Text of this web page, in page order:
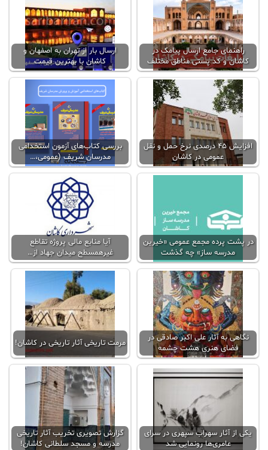
راهنمای جامع ارسال پیامک در
کاشان و کد پستی مناطق مختلف
ارسال بار از تهران به اصفهان و
کاشان با بهترین قیمت
افزایش ۴۵ درصدی نرخ حمل و نقل
عمومی در کاشان
بررسی کتاب‌های آزمون استخدامی
مدرسان شریف (عمومی،…
در پشت پرده مجمع عمومی «خیرین
مدرسه ساز» چه گذشت
آیا منابع مالی پروژه تقاطع
غیرهمسطح میدان جهاد از…
نگاهی به آثار علی اکبر صادقی در
فضای هنری هشت چشمه
مرمت تاریخی آثار تاریخی در کاشان!
یکی از آثار سهراب سپهری در سرای
عامری‌ها رونمایی شد
گزارش تصویری تخریب آثار تاریخی
مدرسه و مسجد سلطانی کاشان!